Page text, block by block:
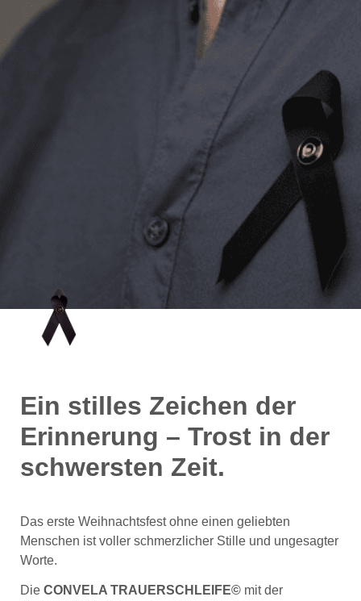
Ein stilles Zeichen der
Erinnerung – Trost in der
schwersten Zeit.
Das erste Weihnachtsfest ohne einen geliebten
Menschen ist voller schmerzlicher Stille und ungesagter
Worte.
Die CONVELA TRAUERSCHLEIFE©